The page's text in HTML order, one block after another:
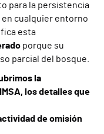
para la persistencia
en cualquier entorno
esta
porque su
parcial del bosque.
la
los detalles que
de omisión